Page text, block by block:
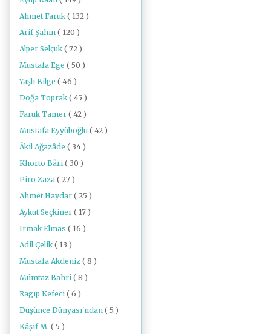
Ahmet Faruk ( 132 )
Arif Şahin ( 120 )
Alper Selçuk ( 72 )
Mustafa Ege ( 50 )
Yaşlı Bilge ( 46 )
Doğa Toprak ( 45 )
Faruk Tamer ( 42 )
Mustafa Eyyüboğlu ( 42 )
Âkil Ağazâde ( 34 )
Khorto Bâri ( 30 )
Piro Zaza ( 27 )
Ahmet Haydar ( 25 )
Aykut Seçkiner ( 17 )
Irmak Elmas ( 16 )
Adil Çelik ( 13 )
Mustafa Akdeniz ( 8 )
Mümtaz Bahri ( 8 )
Ragıp Kefeci ( 6 )
Düşünce Dünyası'ndan ( 5 )
Kâşif M. ( 5 )